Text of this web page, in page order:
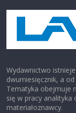
Wydawnictwo
dwumiesięcznik, a
Tematyka obejmuje
się w pracy analityka
materiałoznawcy.